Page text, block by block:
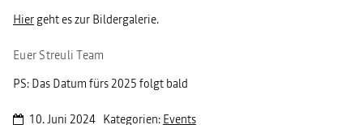
Hier geht es zur Bildergalerie.
Euer Streuli Team
PS: Das Datum fürs 2025 folgt bald
10. Juni 2024 Kategorien: Events